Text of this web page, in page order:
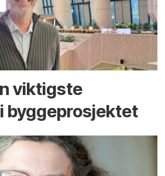
viktigste
bygge­­prosjektet